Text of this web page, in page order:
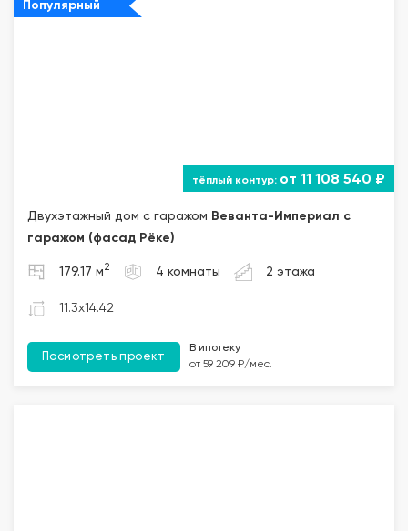
Популярный
от 11 108 540 ₽
Двухэтажный дом с гаражом Веванта-Империал с
гаражом (фасад Рёке)
179.17 м 2 4 комнаты 2 этажа
11.3x14.42
Посмотреть проект
В ипотеку
от 59 209 ₽/мес.